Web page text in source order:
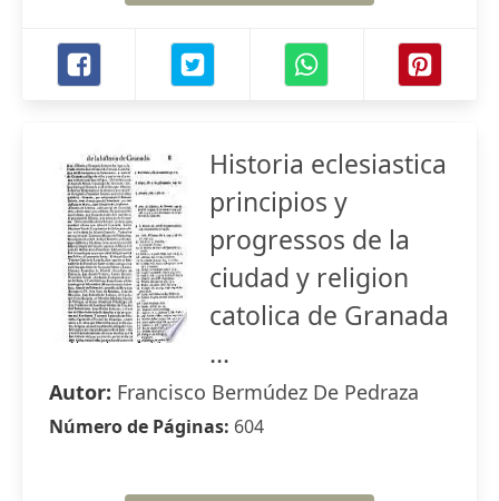
Historia eclesiastica
principios y
progressos de la
ciudad y religion
catolica de Granada
...
Autor: Francisco Bermúdez De Pedraza
Número de Páginas: 604